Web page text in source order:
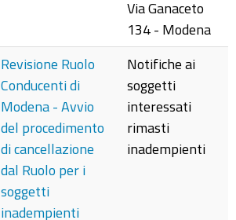
Via Ganaceto
134 - Modena
Revisione Ruolo
Conducenti di
Modena - Avvio
del procedimento
di cancellazione
dal Ruolo per i
soggetti
inadempienti
Notifiche ai
soggetti
interessati
rimasti
inadempienti